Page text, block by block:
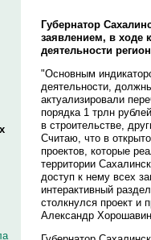
Губернатор
заявлением, в ходе
деятельности
"Основным
деятельности,
актуализировали
порядка 1 трлн
в строительстве,
Считаю, что в
проектов, которые
территории
доступ к нему всех
интерактивный
столкнулся проект и
Александр